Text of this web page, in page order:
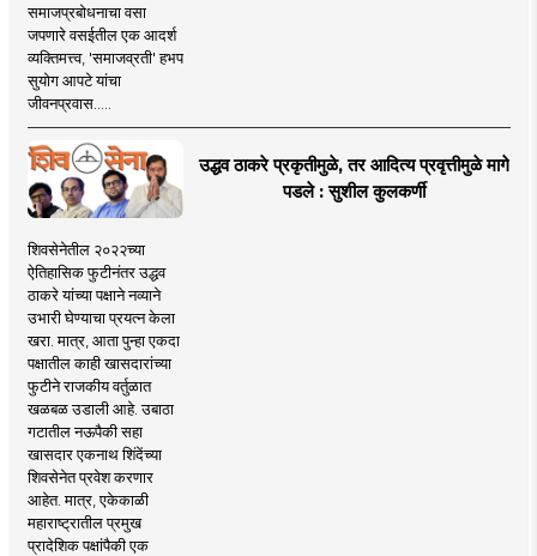
समाजप्रबोधनाचा वसा
जपणारे वसईतील एक आदर्श
व्यक्तिमत्त्व, 'समाजव्रती' हभप
सुयोग आपटे यांचा
जीवनप्रवास.....
उद्धव ठाकरे प्रकृतीमुळे, तर आदित्य प्रवृत्तीमुळे मागे
पडले : सुशील कुलकर्णी
शिवसेनेतील २०२२च्या
ऐतिहासिक फुटीनंतर उद्धव
ठाकरे यांच्या पक्षाने नव्याने
उभारी घेण्याचा प्रयत्न केला
खरा. मात्र, आता पुन्हा एकदा
पक्षातील काही खासदारांच्या
फुटीने राजकीय वर्तुळात
खळबळ उडाली आहे. उबाठा
गटातील नऊपैकी सहा
खासदार एकनाथ शिंदेंच्या
शिवसेनेत प्रवेश करणार
आहेत. मात्र, एकेकाळी
महाराष्ट्रातील प्रमुख
प्रादेशिक पक्षांपैकी एक